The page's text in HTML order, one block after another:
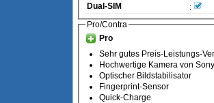
Dual-SIM
:
Pro/Contra
Pro
Sehr gutes Preis-Leistungs-
Hochwertige Kamera von Sony
Optischer Bildstabilisator
Fingerprint-Sensor
Quick-Charge